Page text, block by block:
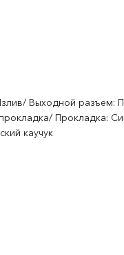
Выходной разъем:
Прокладка:
каучук